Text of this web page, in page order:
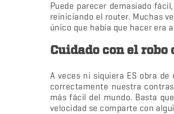
Puede parecer demasiado
reiniciando el router. Muchas
único que había que hacer era
Cuidado con el robo
A veces ni siquiera ES obra
correctamente nuestra
más fácil del mundo. Basta
velocidad se comparte con